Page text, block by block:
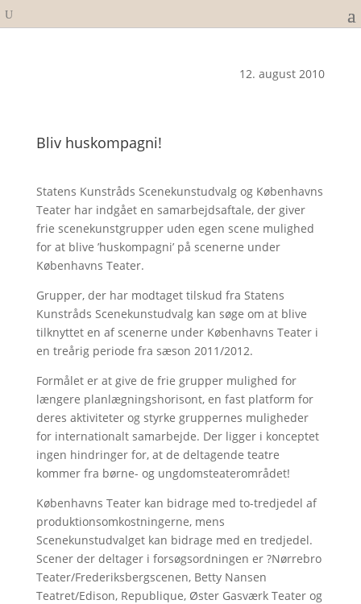
12. august 2010
Bliv huskompagni!
Statens Kunstråds Scenekunstudvalg og Københavns
Teater har indgået en samarbejdsaftale, der giver
frie scenekunstgrupper uden egen scene mulighed
for at blive ’huskompagni’ på scenerne under
Københavns Teater.
Grupper, der har modtaget tilskud fra Statens
Kunstråds Scenekunstudvalg kan søge om at blive
tilknyttet en af scenerne under Københavns Teater i
en treårig periode fra sæson 2011/2012.
Formålet er at give de frie grupper mulighed for
længere planlægningshorisont, en fast platform for
deres aktiviteter og styrke gruppernes muligheder
for internationalt samarbejde. Der ligger i konceptet
ingen hindringer for, at de deltagende teatre
kommer fra børne- og ungdomsteaterområdet!
Københavns Teater kan bidrage med to-tredjedel af
produktionsomkostningerne, mens
Scenekunstudvalget kan bidrage med en tredjedel.
Scener der deltager i forsøgsordningen er ?Nørrebro
Teater/Frederiksbergscenen, Betty Nansen
Teatret/Edison, Republique, Øster Gasværk Teater og